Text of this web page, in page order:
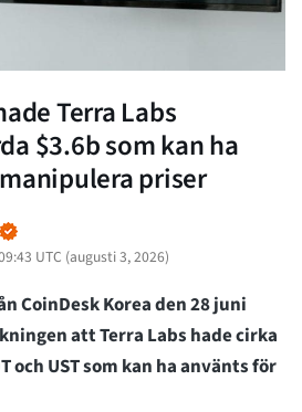
Terra Labs
$3.6b som kan ha
priser
UTC (augusti 3, 2026)
CoinDesk Korea den 28 juni
att Terra Labs hade cirka
och UST som kan ha använts för